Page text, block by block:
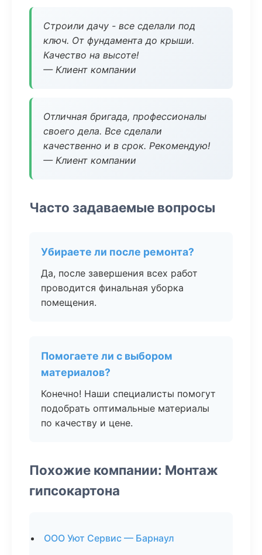
Строили дачу - все сделали под
ключ. От фундамента до крыши.
Качество на высоте!
— Клиент компании
Отличная бригада, профессионалы
своего дела. Все сделали
качественно и в срок. Рекомендую!
— Клиент компании
Часто задаваемые вопросы
Убираете ли после ремонта?
Да, после завершения всех работ
проводится финальная уборка
помещения.
Помогаете ли с выбором
материалов?
Конечно! Наши специалисты помогут
подобрать оптимальные материалы
по качеству и цене.
Похожие компании: Монтаж
гипсокартона
ООО Уют Сервис — Барнаул